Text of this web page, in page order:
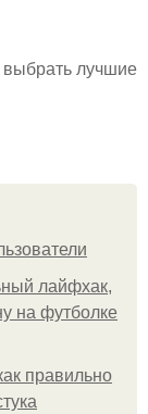
лучшие
лайфхак,
на футболке
правильно